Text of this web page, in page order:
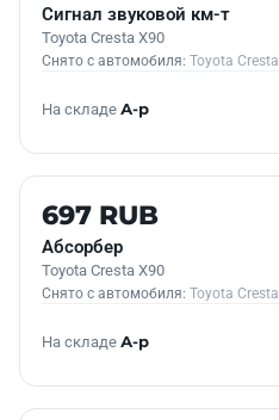
Сигнал звуковой км-т
Toyota Cresta X90
Снято с автомобиля: Toyota Cresta
На складе А-р
Б/У В НАЛИЧИИ
697 RUB
Абсорбер
Toyota Cresta X90
Снято с автомобиля: Toyota Cresta
На складе А-р